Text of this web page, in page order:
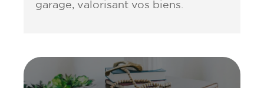
garage, valorisant vos biens.